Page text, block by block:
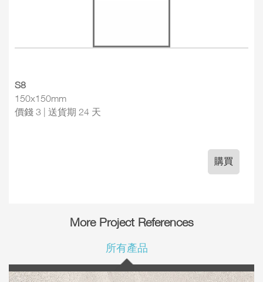
S8
150x150mm
價錢 3 | 送貨期 24 天
購買
More Project References
所有產品